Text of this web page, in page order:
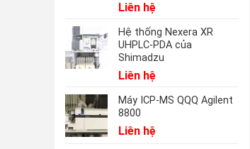
Liên hệ
Hệ thống Nexera XR
UHPLC-PDA của
Shimadzu
Liên hệ
Máy ICP-MS QQQ Agilent
8800
Liên hệ